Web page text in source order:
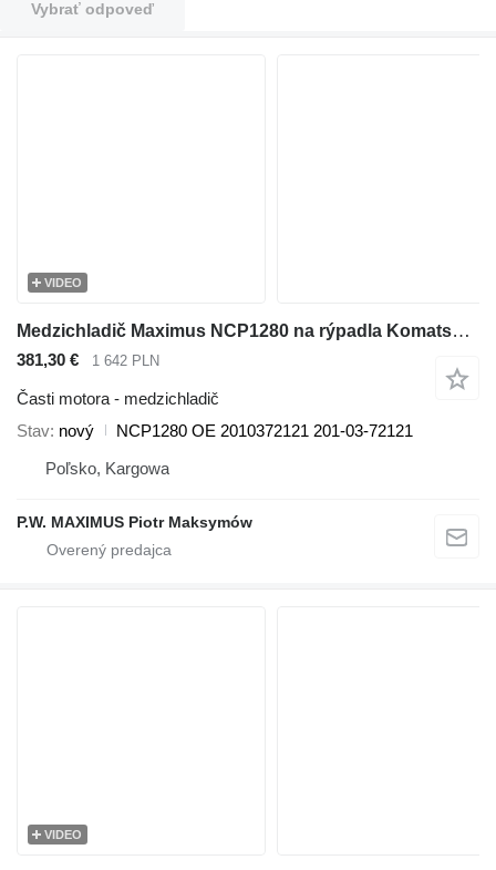
Vybrať odpoveď
VIDEO
Medzichladič Maximus NCP1280 na rýpadla Komatsu BR100 BA100 PC60
381,30 € 1 642 PLN
Časti motora - medzichladič
Stav nový
NCP1280 OE 2010372121 201-03-72121
Poľsko, Kargowa
P.W. MAXIMUS Piotr Maksymów
VIDEO